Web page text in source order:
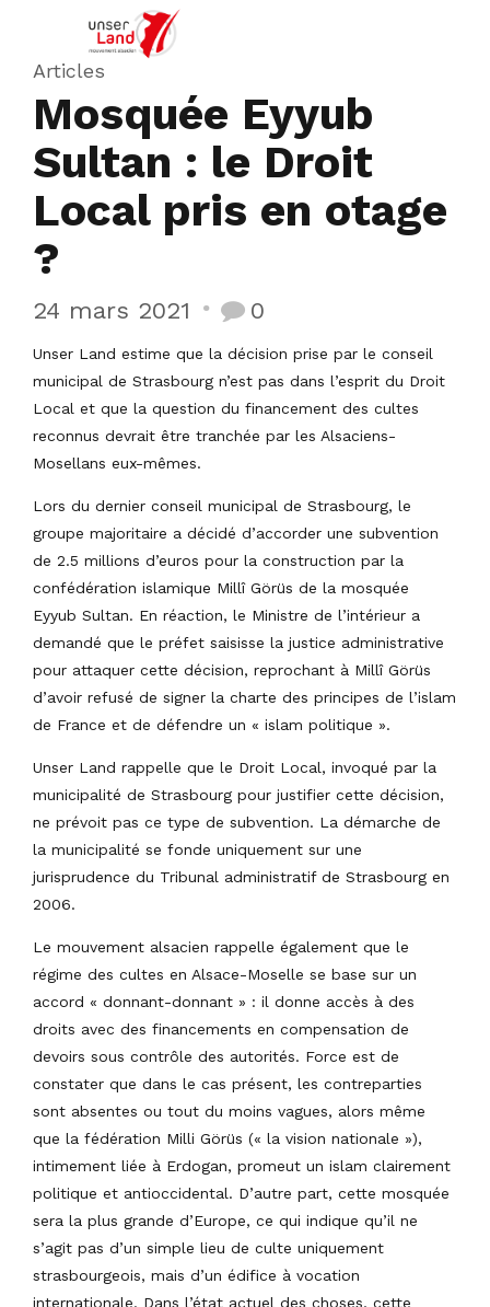
Articles
Mosquée Eyyub
Sultan : le Droit
Local pris en otage
?
24 mars 2021 0
Unser Land estime que la décision prise par le conseil
municipal de Strasbourg n’est pas dans l’esprit du Droit
Local et que la question du financement des cultes
reconnus devrait être tranchée par les Alsaciens-
Mosellans eux-mêmes.
Lors du dernier conseil municipal de Strasbourg, le
groupe majoritaire a décidé d’accorder une subvention
de 2.5 millions d’euros pour la construction par la
confédération islamique Millî Görüs de la mosquée
Eyyub Sultan. En réaction, le Ministre de l’intérieur a
demandé que le préfet saisisse la justice administrative
pour attaquer cette décision, reprochant à Millî Görüs
d’avoir refusé de signer la charte des principes de l’islam
de France et de défendre un « islam politique ».
Unser Land rappelle que le Droit Local, invoqué par la
municipalité de Strasbourg pour justifier cette décision,
ne prévoit pas ce type de subvention. La démarche de
la municipalité se fonde uniquement sur une
jurisprudence du Tribunal administratif de Strasbourg en
2006.
Le mouvement alsacien rappelle également que le
régime des cultes en Alsace-Moselle se base sur un
accord « donnant-donnant » : il donne accès à des
droits avec des financements en compensation de
devoirs sous contrôle des autorités. Force est de
constater que dans le cas présent, les contreparties
sont absentes ou tout du moins vagues, alors même
que la fédération Milli Görüs (« la vision nationale »),
intimement liée à Erdogan, promeut un islam clairement
politique et antioccidental. D’autre part, cette mosquée
sera la plus grande d’Europe, ce qui indique qu’il ne
s’agit pas d’un simple lieu de culte uniquement
strasbourgeois, mais d’un édifice à vocation
internationale. Dans l’état actuel des choses, cette